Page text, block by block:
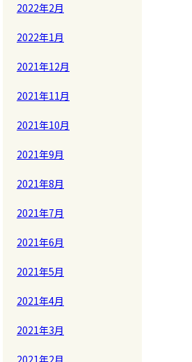
2022年2月
2022年1月
2021年12月
2021年11月
2021年10月
2021年9月
2021年8月
2021年7月
2021年6月
2021年5月
2021年4月
2021年3月
2021年2月